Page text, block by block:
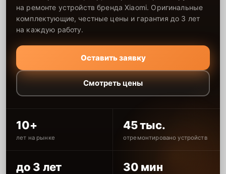
на ремонте устройств бренда Xiaomi. Оригинальные
комплектующие, честные цены и гарантия до 3 лет
на каждую работу.
Оставить заявку
Смотреть цены
10+
лет на рынке
45 тыс.
отремонтировано устройств
до 3 лет 30 мин